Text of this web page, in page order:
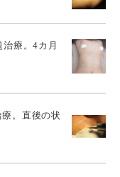
療。4カ月
。直後の状